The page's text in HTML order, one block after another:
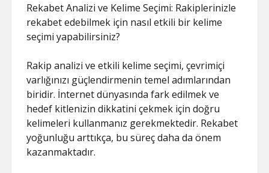
Rekabet Analizi ve Kelime Seçimi: Rakiplerinizle
rekabet edebilmek için nasıl etkili bir kelime
seçimi yapabilirsiniz?
Rakip analizi ve etkili kelime seçimi, çevrimiçi
varlığınızı güçlendirmenin temel adımlarından
biridir. İnternet dünyasında fark edilmek ve
hedef kitlenizin dikkatini çekmek için doğru
kelimeleri kullanmanız gerekmektedir. Rekabet
yoğunluğu arttıkça, bu süreç daha da önem
kazanmaktadır.